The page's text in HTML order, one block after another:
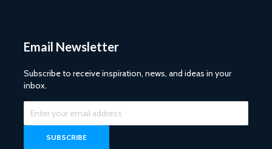
Email Newsletter
Subscribe to receive inspiration, news, and ideas in your
inbox.